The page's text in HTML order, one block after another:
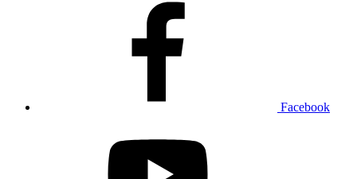
Facebook